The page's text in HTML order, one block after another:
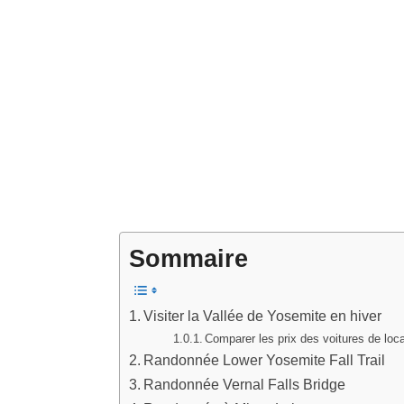
Sommaire
Visiter la Vallée de Yosemite en hiver
Comparer les prix des voitures de
Randonnée Lower Yosemite Fall Trail
Randonnée Vernal Falls Bridge